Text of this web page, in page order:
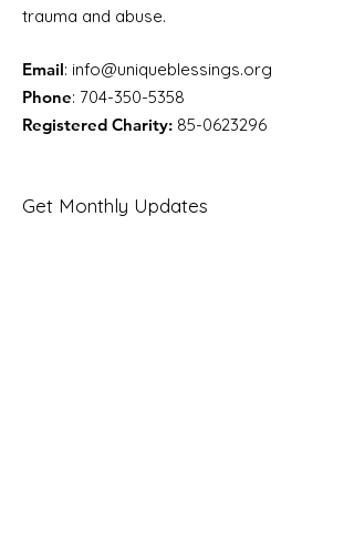
trauma and abuse.
Email: info@uniqueblessings.org
Phone: 704-350-5358
Registered Charity: 85-0623296
Get Monthly Updates